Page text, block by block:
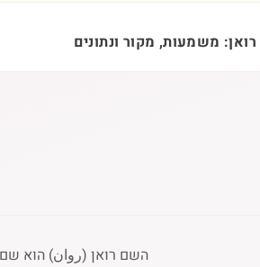
משמעות, מקור ונתונים
השם רואן (روان) הוא